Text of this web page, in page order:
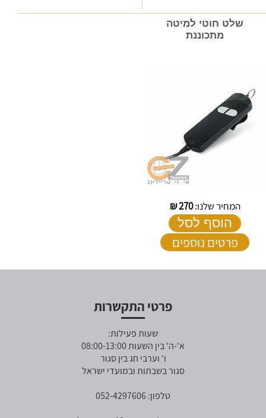
שלט חוטי למיטה
מתכוננת
המחיר שלנו:270
₪
הוסף לסל
פרטים נוספים
פרטי התקשרות
שעות פעילות:
א'-ה' בין השעות 08:00-13:00
ו' וערבי חג בין סגור
סגור בשבתות ובמועדי ישראל
טלפון: 052-4297606